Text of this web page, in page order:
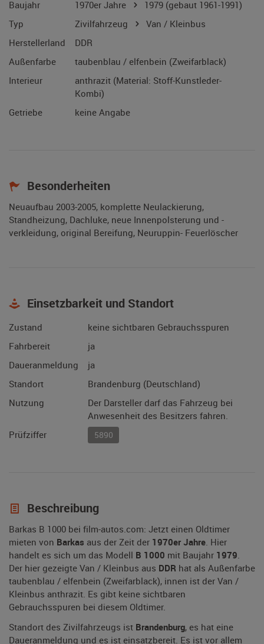
Baujahr
1970er Jahre 1979 (gebaut 1961-1991)
Typ
Zivilfahrzeug
Van / Kleinbus
Herstellerland
DDR
Außenfarbe
taubenblau / elfenbein (Zweifarblack)
Interieur
anthrazit (Material: Stoff-Kunstleder-
Kombi)
Getriebe
keine Angabe
Besonderheiten
Neuaufbau 2003-2005, komplette Neulackierung,
Standheizung, Dachluke, neue Innenpolsterung und -
verkleidung, original Bereifung, Neuruppin- Feuerlöscher
Einsetzbarkeit und Standort
Zustand
keine sichtbaren Gebrauchsspuren
Fahrbereit
ja
Daueranmeldung
ja
Standort
Brandenburg (Deutschland)
Nutzung
Der Darsteller darf das Fahrzeug bei
Anwesenheit des Besitzers fahren.
Prüfziffer
5890
Beschreibung
Barkas B 1000 bei film-autos.com: Jetzt einen Oldtimer
mieten von Barkas aus der Zeit der 1970er Jahre. Hier
handelt es sich um das Modell B 1000 mit Baujahr 1979.
Der hier gezeigte Van / Kleinbus aus DDR hat als Außenfarbe
taubenblau / elfenbein (Zweifarblack), innen ist der Van /
Kleinbus anthrazit. Es gibt keine sichtbaren
Gebrauchsspuren bei diesem Oldtimer.
Standort des Zivilfahrzeugs ist Brandenburg, es hat eine
Daueranmeldung und es ist einsatzbereit. Es ist vor allem